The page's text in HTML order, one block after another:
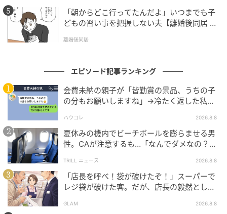
懲らしめた話
「朝からどこ行ってたんだよ」いつまでも子
どもの習い事を把握しない夫【離婚後同居 Vo
離婚後同居
エピソード記事ランキング
会費未納の親子が「皆勤賞の景品、うちの子
の分もお願いしますね」→冷たく返した私が
ハウコレ 2026.8.8
夏休みの機内でビーチボールを膨らませる男
性。CAが注意するも…「なんでダメなの？」
TRILL ニュース 2026.8.8
「店長を呼べ！袋が破けたぞ！」スーパーで
レジ袋が破けた客。だが、店長の毅然とした
GLAM 2026.8.8